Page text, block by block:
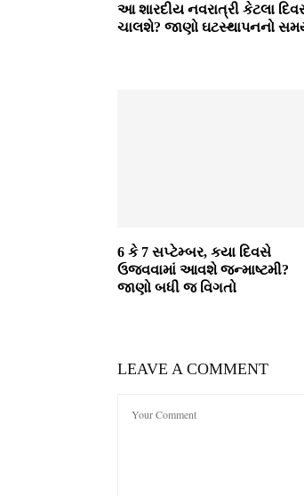
આ શારદીય નવરાત્રી કેટલા
ચાલશે? જાણો ઘટસ્થાપનનો
6 કે 7 સપ્ટેમ્બર, કયા દિવસે
ઉજવવામાં આવશે જન્માષ્ટમી?
જાણો બધી જ વિગતો
LEAVE A COMMENT